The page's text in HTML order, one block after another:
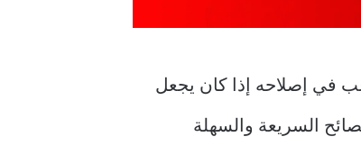
في إصلاحه إذا كان يجعل
السريعة والسهلة